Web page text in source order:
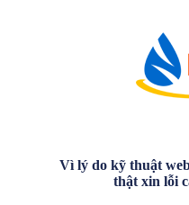
Vì lý do kỹ thuật
thật xin lỗi